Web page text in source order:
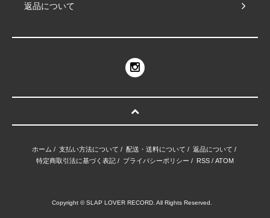
返品について
ホーム / 支払い方法について / 配送・送料について / 返品について /
特定商取引法に基づく表記 / プライバシーポリシー / RSS / ATOM
Copyright © SLAP LOVER RECORD. All Rights Reserved.